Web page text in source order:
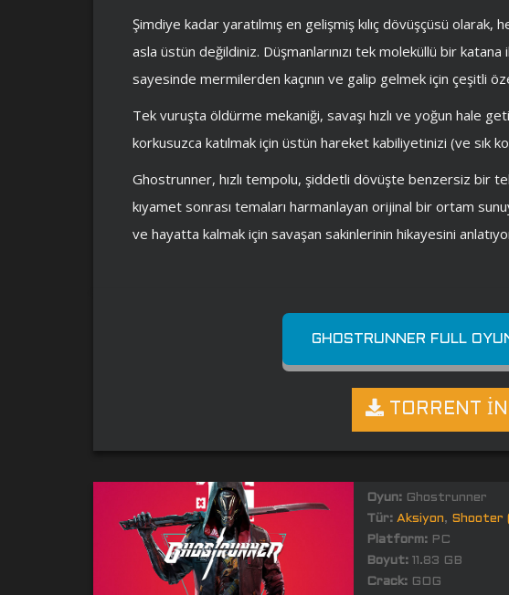
Şimdiye kadar yaratılmış en gelişmiş kılıç dövüşçüsü olarak,
asla üstün değildiniz. Düşmanlarınızı tek moleküllü bir
sayesinde mermilerden kaçının ve galip gelmek için çeşitli
Tek vuruşta öldürme mekaniği, savaşı hızlı ve yoğun hale
korkusuzca katılmak için üstün hareket kabiliyetinizi (ve sık
Ghostrunner, hızlı tempolu, şiddetli dövüşte benzersiz bir
kıyamet sonrası temaları harmanlayan orijinal bir ortam
ve hayatta kalmak için savaşan sakinlerinin hikayesini
GHOSTRUNNER FULL
TORRENT
Oyun:Ghostrunner
Tür: Aksiyon, Shooter
Platform:PC
Boyut:11.83 GB
Crack:GOG